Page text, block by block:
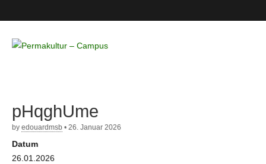
– Campus
pHqghUme
by edouardmsb • 26. Januar 2026
Datum
26.01.2026